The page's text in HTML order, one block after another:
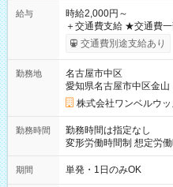
給与
時給2,000円～
＋交通費支給 ★交通費一部支給！ ┗1日500円を超えた分は全額
支給！ ※往復500円以内の
OK！（規定あり） ┗働
期間なし
交通費別途支給あり
勤務地
名古屋市中区
愛知県名古屋市中区金山
株式会社ワンベルウ
勤務時間
勤務時間は指定なし
変形労働時間制 想定労働時間170時
10/26 全日共通 08：00
～9/19のみ下記シフトもあ
期間 単発・1日のみOK